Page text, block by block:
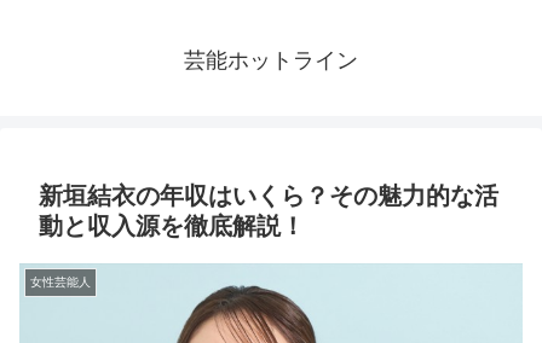
芸能ホットライン
新垣結衣の年収はいくら？その魅力的な活
動と収入源を徹底解説！
女性芸能人